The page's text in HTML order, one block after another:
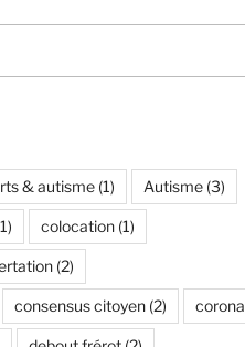
& autisme(1) Autisme(3)
colocation(1)
(2)
consensus citoyen(2)